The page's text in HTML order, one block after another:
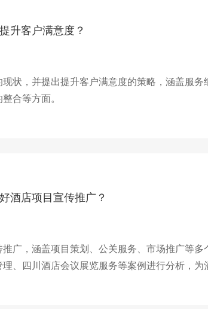
升客户满意度？
状，并提出提升客户满意度的策略，涵盖服务
合等方面。
酒店项目宣传推广？
广，涵盖项目策划、公关服务、市场推广等多
、四川酒店会议展览服务等案例进行分析，为